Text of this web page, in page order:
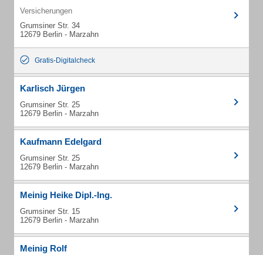
Versicherungen
Grumsiner Str. 34
12679 Berlin - Marzahn
Gratis-Digitalcheck
Karlisch Jürgen
Grumsiner Str. 25
12679 Berlin - Marzahn
Kaufmann Edelgard
Grumsiner Str. 25
12679 Berlin - Marzahn
Meinig Heike Dipl.-Ing.
Grumsiner Str. 15
12679 Berlin - Marzahn
Meinig Rolf